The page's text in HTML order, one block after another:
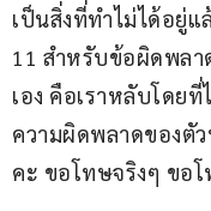
เป็นสิ่งที่ทำไม่ได้อยู่
11 สำหรับข้อผิดพล
เอง คือเราหลับโดย
ความผิดพลาดของตั
คะ ขอโทษจริงๆ ขอ